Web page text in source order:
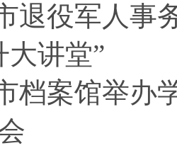
退役军人事
大讲堂”
档案馆举办